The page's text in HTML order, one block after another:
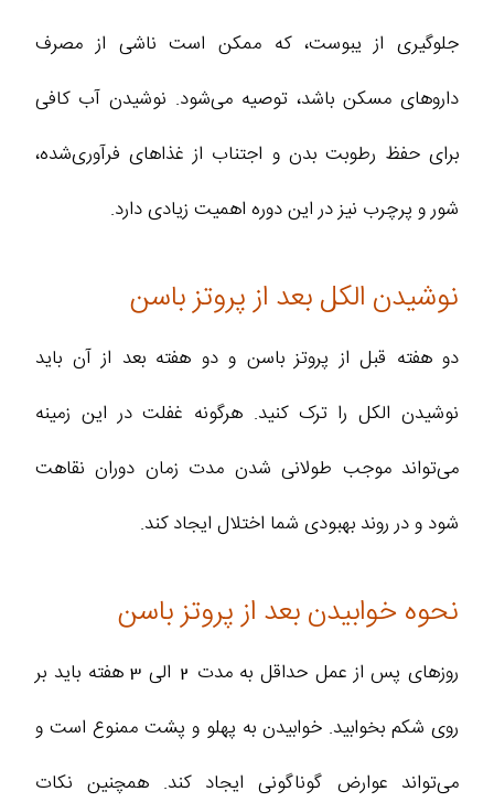
جلوگیری از یبوست، که ممکن است ناشی از مصرف
داروهای مسکن باشد، توصیه می‌شود. نوشیدن آب کافی
برای حفظ رطوبت بدن و اجتناب از غذاهای فرآوری‌شده،
شور و پرچرب نیز در این دوره اهمیت زیادی دارد.
نوشیدن الکل بعد از پروتز باسن
دو هفته قبل از پروتز باسن و دو هفته بعد از آن باید
نوشیدن الکل را ترک کنید. هرگونه غفلت در این زمینه
می‌تواند موجب طولانی شدن مدت زمان دوران نقاهت
شود و در روند بهبودی شما اختلال ایجاد کند.
نحوه خوابیدن بعد از پروتز باسن
روزهای پس از عمل حداقل به مدت 2 الی 3 هفته باید بر
روی شکم بخوابید. خوابیدن به پهلو و پشت ممنوع است و
می‌تواند عوارض گوناگونی ایجاد کند. همچنین نکات